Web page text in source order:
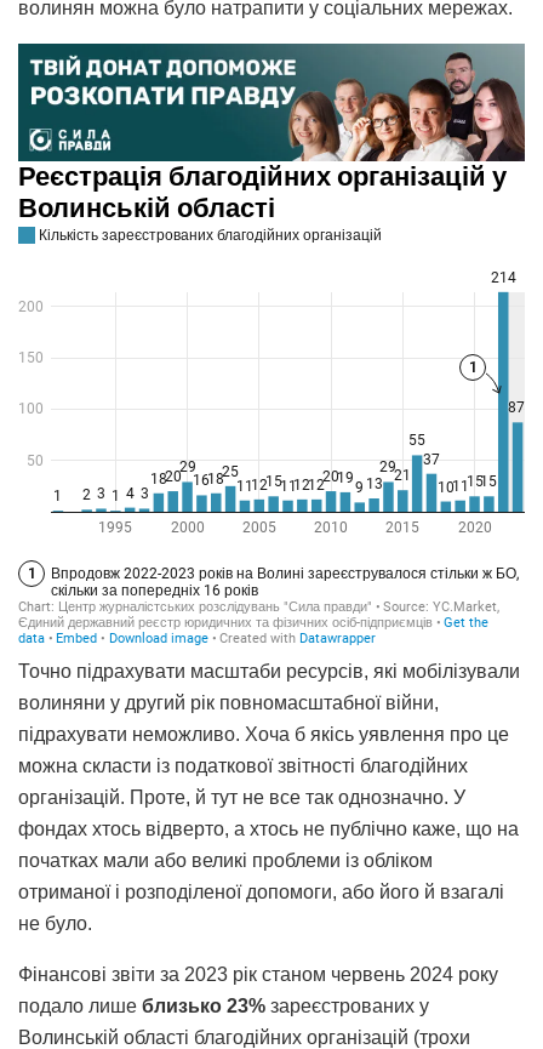
волинян можна було натрапити у соціальних мережах.
Точно підрахувати масштаби ресурсів, які мобілізували
волиняни у другий рік повномасштабної війни,
підрахувати неможливо. Хоча б якісь уявлення про це
можна скласти із податкової звітності благодійних
організацій. Проте, й тут не все так однозначно. У
фондах хтось відверто, а хтось не публічно каже, що на
початках мали або великі проблеми із обліком
отриманої і розподіленої допомоги, або його й взагалі
не було.
Фінансові звіти за 2023 рік станом червень 2024 року
подало лише близько 23% зареєстрованих у
Волинській області благодійних організацій (трохи